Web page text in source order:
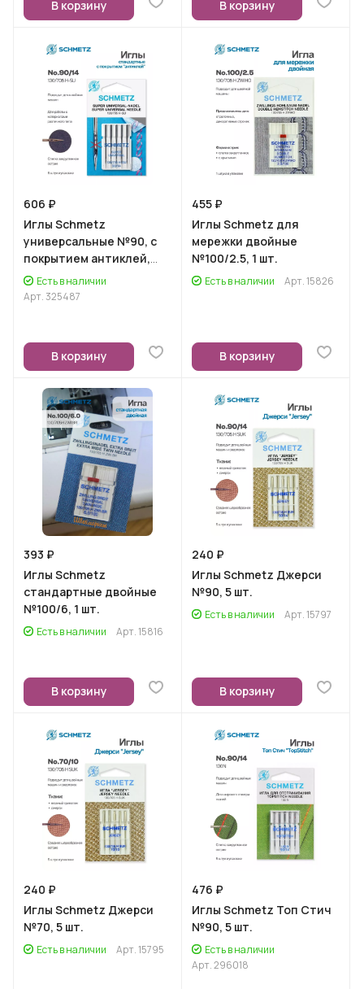
В корзину В корзину
606 ₽
Иглы Schmetz
универсальные №90, с
покрытием антиклей,
5шт.Есть в наличии
Арт.325487
В корзину
455 ₽
Иглы Schmetz для
мережки двойные
№100/2.5, 1 шт.
Есть в наличии Арт.15826
В корзину
393 ₽
Иглы Schmetz
стандартные двойные
№100/6, 1 шт.
Есть в наличии Арт.15816
В корзину
240 ₽
Иглы Schmetz Джерси
№90, 5 шт.
Есть в наличии Арт.15797
В корзину
240 ₽
Иглы Schmetz Джерси
№70, 5 шт.
Есть в наличии Арт.15795
476 ₽
Иглы Schmetz Топ Стич
№90, 5 шт.
Есть в наличии
Арт.296018